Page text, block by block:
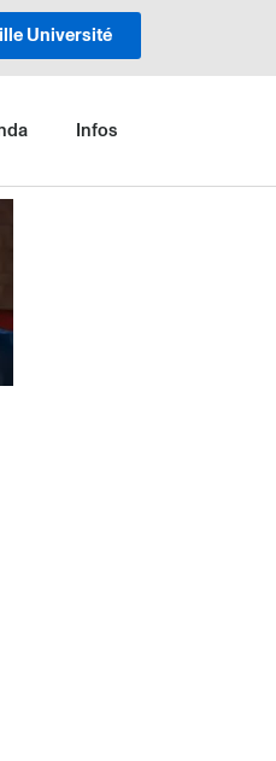
Université
Infos